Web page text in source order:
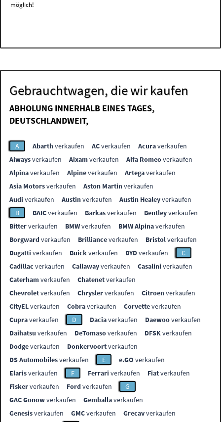
möglich!
Gebrauchtwagen, die wir kaufen
ABHOLUNG INNERHALB EINES TAGES,
DEUTSCHLANDWEIT,
A Abarthverkaufen ACverkaufen Acuraverkaufen
Aiwaysverkaufen Aixamverkaufen Alfa Romeoverkaufen
Alpinaverkaufen Alpineverkaufen Artegaverkaufen
Asia Motorsverkaufen Aston Martinverkaufen
Audi verkaufen Austinverkaufen Austin Healeyverkaufen
B
BAICverkaufen Barkasverkaufen Bentleyverkaufen
Bitterverkaufen BMWverkaufen BMW Alpinaverkaufen
Borgwardverkaufen Brillianceverkaufen Bristolverkaufen
Bugatti verkaufen Buickverkaufen BYDverkaufen
C
Cadillac verkaufen Callawayverkaufen Casalini verkaufen
Caterhamverkaufen Chatenetverkaufen
Chevroletverkaufen Chryslerverkaufen Citroenverkaufen
CityELverkaufen Cobraverkaufen Corvetteverkaufen
Cupraverkaufen D Daciaverkaufen Daewooverkaufen
Daihatsu verkaufen DeTomasoverkaufen DFSKverkaufen
Dodgeverkaufen Donkervoortverkaufen
DS Automobilesverkaufen E e.GO verkaufen
Elarisverkaufen F Ferrari verkaufen Fiatverkaufen
Fiskerverkaufen Fordverkaufen
G
GAC Gonowverkaufen Gemballaverkaufen
Genesisverkaufen GMCverkaufen Grecavverkaufen